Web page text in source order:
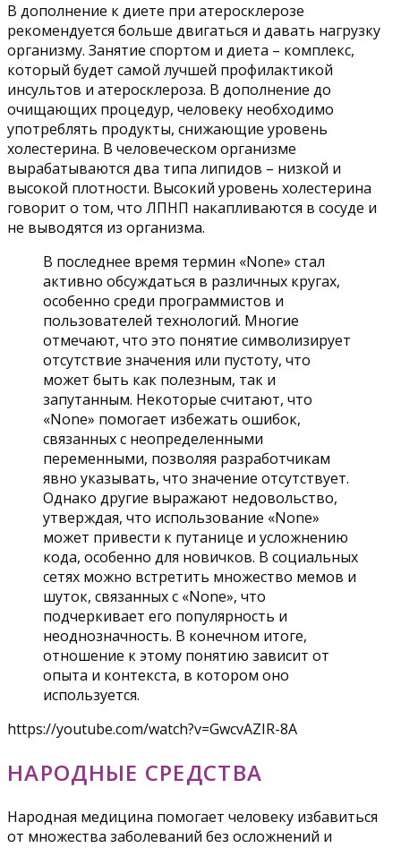
В дополнение к диете при атеросклерозе
рекомендуется больше двигаться и давать нагрузку
организму. Занятие спортом и диета – комплекс,
который будет самой лучшей профилактикой
инсультов и атеросклероза. В дополнение до
очищающих процедур, человеку необходимо
употреблять продукты, снижающие уровень
холестерина. В человеческом организме
вырабатываются два типа липидов – низкой и
высокой плотности. Высокий уровень холестерина
говорит о том, что ЛПНП накапливаются в сосуде и
не выводятся из организма.
В последнее время термин «None» стал
активно обсуждаться в различных кругах,
особенно среди программистов и
пользователей технологий. Многие
отмечают, что это понятие символизирует
отсутствие значения или пустоту, что
может быть как полезным, так и
запутанным. Некоторые считают, что
«None» помогает избежать ошибок,
связанных с неопределенными
переменными, позволяя разработчикам
явно указывать, что значение отсутствует.
Однако другие выражают недовольство,
утверждая, что использование «None»
может привести к путанице и усложнению
кода, особенно для новичков. В социальных
сетях можно встретить множество мемов и
шуток, связанных с «None», что
подчеркивает его популярность и
неоднозначность. В конечном итоге,
отношение к этому понятию зависит от
опыта и контекста, в котором оно
используется.
https://youtube.com/watch?v=GwcvAZIR-8A
НАРОДНЫЕ СРЕДСТВА
Народная медицина помогает человеку избавиться
от множества заболеваний без осложнений и